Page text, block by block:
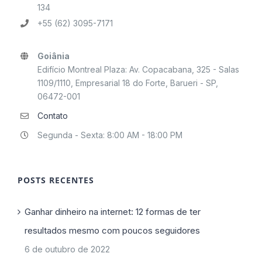
134
+55 (62) 3095-7171
Goiânia
Edifício Montreal Plaza: Av. Copacabana, 325 - Salas
1109/1110, Empresarial 18 do Forte, Barueri - SP,
06472-001
Contato
Segunda - Sexta: 8:00 AM - 18:00 PM
POSTS RECENTES
Ganhar dinheiro na internet: 12 formas de ter
resultados mesmo com poucos seguidores
6 de outubro de 2022